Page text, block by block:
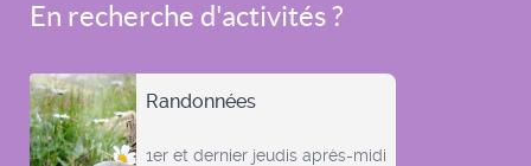
En recherche d'activités ?
Randonnées
1er et dernier jeudis après-midi